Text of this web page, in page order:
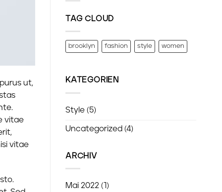
ut,
vitae
vitae
TAG CLOUD
brooklyn fashion style women
KATEGORIEN
Style (5)
Uncategorized (4)
ARCHIV
Mai 2022 (1)